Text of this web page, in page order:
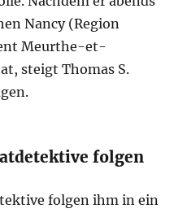
Nancy (Region
Meurthe-et-
steigt Thomas S.
folgen
folgen ihm in ein